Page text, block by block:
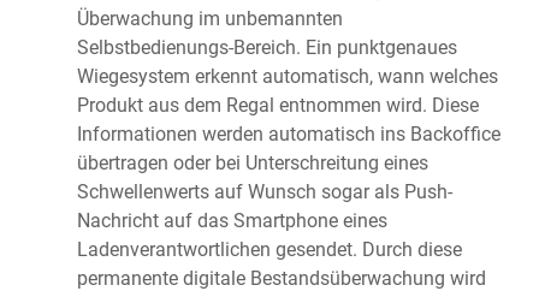
Überwachung im unbemannten
Selbstbedienungs-Bereich. Ein punktgenaues
Wiegesystem erkennt automatisch, wann welches
Produkt aus dem Regal entnommen wird. Diese
Informationen werden automatisch ins Backoffice
übertragen oder bei Unterschreitung eines
Schwellenwerts auf Wunsch sogar als Push-
Nachricht auf das Smartphone eines
Ladenverantwortlichen gesendet. Durch diese
permanente digitale Bestandsüberwachung wird